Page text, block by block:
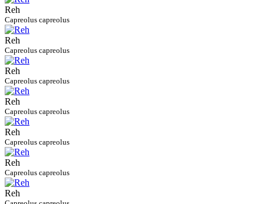
Reh
Capreolus capreolus
Reh
Capreolus capreolus
Reh
Capreolus capreolus
Reh
Capreolus capreolus
Reh
Capreolus capreolus
Reh
Capreolus capreolus
Reh